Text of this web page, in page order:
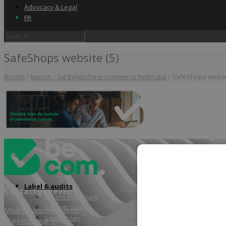
Home
Label & audits
Becom Trustmark
Security Scan
Cookiescan
Advocacy & Legal
FR
SafeShops website (5)
Becom / becom. - Dé Belgische e-commerce federatie / SafeShops
Contactgegevens
Maatschappelijke zetel
Markiesstraat 1